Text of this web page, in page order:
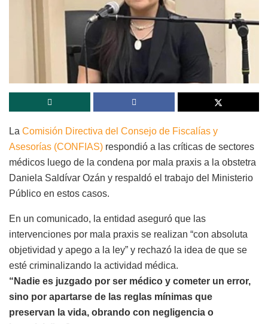
La Comisión Directiva del Consejo de Fiscalías y
Asesorías (CONFIAS) respondió a las críticas de sectores
médicos luego de la condena por mala praxis a la obstetra
Daniela Saldívar Ozán y respaldó el trabajo del Ministerio
Público en estos casos.
En un comunicado, la entidad aseguró que las
intervenciones por mala praxis se realizan “con absoluta
objetividad y apego a la ley” y rechazó la idea de que se
esté criminalizando la actividad médica.
“Nadie es juzgado por ser médico y cometer un error,
sino por apartarse de las reglas mínimas que
preservan la vida, obrando con negligencia o